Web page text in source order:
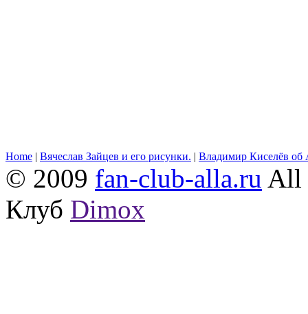
Home | Вячеслав Зайцев и его рисунки. | Владимир Киселёв об
© 2009 fan-club-alla.ru All
Клуб Dimox